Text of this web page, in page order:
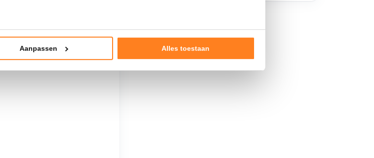
technieken te gebruiken voor bovenstaande doelen of maak
Aanpassen Alles toestaan